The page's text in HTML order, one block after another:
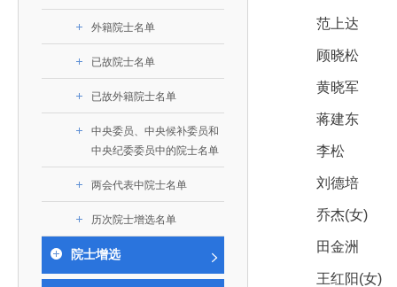
策、适度超前”，坚持以科学咨询支撑科学决策，坚
国家高端智库建设试点工作，为提升我国科技创新
能力、强化关键核心技术攻关、加快建设创新型国
家、支撑经济社会高质量发展、实现中华民族伟大
复兴的中国梦，提供科技智力支撑。
中国工程院组织开展的战略咨询研究，主要结
合国民经济和社会发展规划、计划，组织研究工程
科学技术领域的重大、关键性问题，接受政府、地
方、行业等的委托，对重大工程科学技术发展规
划、计划、方案及其实施等提供咨询意见。
研究，为党和国家决策提出咨询意见和建议。
二是加强同教育界、产业界和科技界的联系，
促进工程教育与经济建设紧密结合，促进工程技术
三是积极推动我国继续工程教育的发展及其体
系的建立和完善，促进院校工程教育与继续工程教
育有机结合。
四是加强工程教育的学术研究、宣传和科普工
作，提高工程教育和工程科技在国民意识中的地
位。
外籍院士名单
已故院士名单
已故外籍院士名单
中央委员、中央候补委员和
中央纪委委员中的院士名单
两会代表中院士名单
历次院士增选名单
院士增选
范上达
顾晓松
黄晓军
蒋建东
李松
刘德培
乔杰(女)
田金洲
王红阳(女)